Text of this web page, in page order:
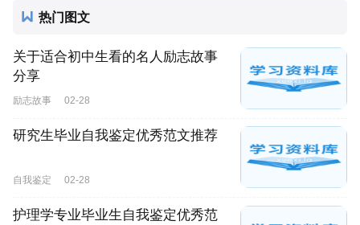
热门图文
关于适合初中生看的名人励志故事
分享
励志故事 02-28
研究生毕业自我鉴定优秀范文推荐
自我鉴定 02-28
护理学专业毕业生自我鉴定优秀范